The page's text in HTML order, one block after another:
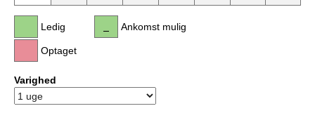
Ledig
Optaget
Ankomst mulig
Varighed